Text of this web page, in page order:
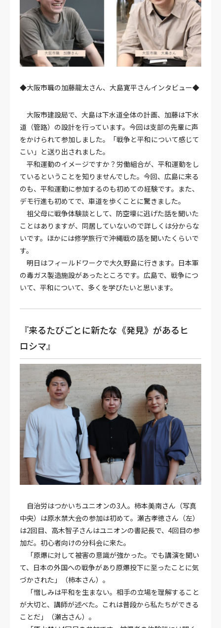
◆大阪市職の加藤龍太さん、大島寛平さんインタビュー◆
大阪市建設局で、大島は下水道全体の計画、加藤は下水
道（管路）の設計を行っています。今回は支部の先輩に声
をかけられて参加しました。「戦争と平和について感じて
こい」と送り出されました。
平和運動のイメージですか？労働組合が、平和運動をし
ているということを知りませんでした。今回、広島に来る
のも、平和運動に参加するのも初めての経験です。また、
デモ行進も初めてで、車道を歩くことに驚きました。
祖父母に戦争体験談として、防空壕に逃げた話を聞いた
ことはありますが、同居していないので詳しくは分からな
いです。ほかには修学旅行で沖縄戦の話を聞いたくらいで
す。
明日はフィールドワークで大久野島に行きます。日本軍
の毒ガス製造施設があったところです。広島で、戦争につ
いて、平和について、多くを学びたいと思います。
『来るたびごとに新たな《発見》があるヒ
ロシマ』
自治労はつかいちユニオンの3人。柿本美南さん（写真
中央）は原水禁大会の参加は初めて。瀬古孝徳さん（左）
は2回目、高木智子さんはユニオンの書記長で、4回目の参
加だ。初心者向けの分科会に来た。
「原爆に対して被害の意識が強かった。でも講演を聞い
て、日本の外国への戦争があり原爆投下に至ったことに気
づかされた」（柿本さん）。
「憎しみは平和を生まない。相手の立場を理解すること
が大切と、講師が述べた。これは普段から私たちができる
ことだ」（瀬古さん）。